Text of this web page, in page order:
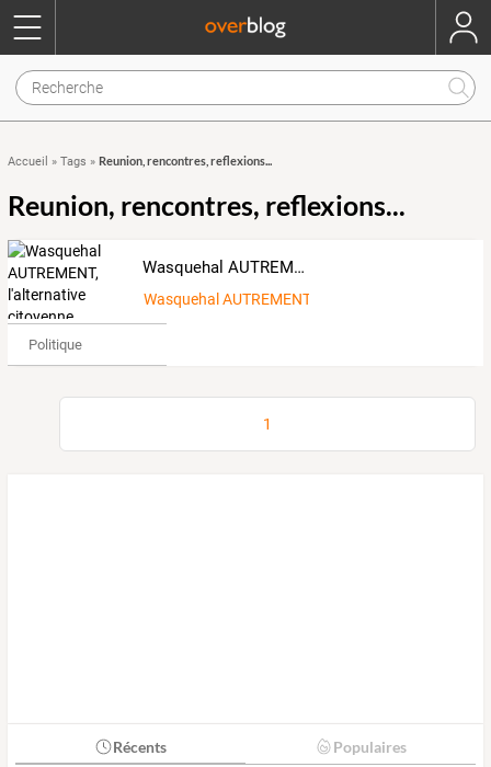
Accueil » Tags » Reunion, rencontres, reflexions...
Reunion, rencontres, reflexions...
Wasquehal AUTREMENT, l'alternative citoyenne
Wasquehal AUTREMENT
Politique
1
Récents Populaires